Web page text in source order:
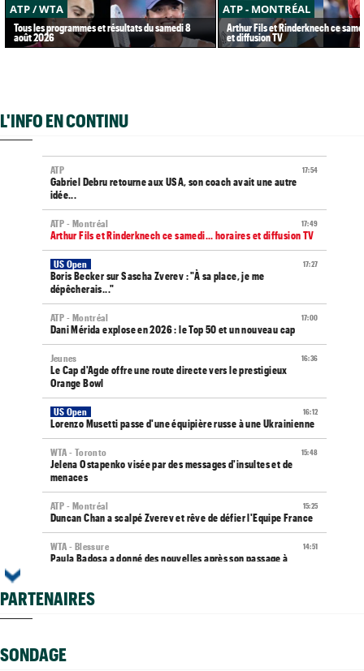
ATP / WTA
Tous les programmes et résultats du samedi 8
août 2026
ATP - MONTRÉAL
Arthur Fils et Rinderknech ce
et diffusion TV
L'INFO EN CONTINU
17:54
ATP
Gabriel Debru retourne aux USA, son coach avait une autre
idée...
17:49
ATP - Montréal
Arthur Fils et Rinderknech ce samedi... horaires et diffusion TV
17:27
US Open
Boris Becker sur Sascha Zverev : "À sa place, je me
dépêcherais..."
17:00
ATP - Montréal
Dani Mérida explose en 2026 : le Top 50 et un nouveau cap
16:36
Jeunes
Le Cap d'Agde offre une route directe vers le prestigieux
Orange Bowl
16:12
US Open
Lorenzo Musetti passe d'une équipière russe à une Ukrainienne
15:48
WTA - Toronto
Jelena Ostapenko visée par des messages d'insultes et de
menaces
15:25
ATP - Montréal
Duncan Chan a scalpé Zverev et rêve de défier l'Equipe France
14:51
WTA - Blessure
Paula Badosa a donné des nouvelles après son passage à
ATP - Montréal
Aryna Sabalenka taquine ses rivales : "Pourquoi me battre si..."
PARTENAIRES
SONDAGE